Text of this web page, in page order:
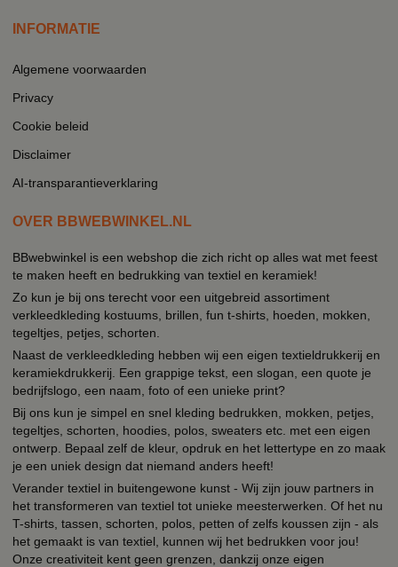
INFORMATIE
Algemene voorwaarden
Privacy
Cookie beleid
Disclaimer
AI-transparantieverklaring
OVER BBWEBWINKEL.NL
BBwebwinkel is een webshop die zich richt op alles wat met feest
te maken heeft en bedrukking van textiel en keramiek!
Zo kun je bij ons terecht voor een uitgebreid assortiment
verkleedkleding kostuums, brillen, fun t-shirts, hoeden, mokken,
tegeltjes, petjes, schorten.
Naast de verkleedkleding hebben wij een eigen textieldrukkerij en
keramiekdrukkerij. Een grappige tekst, een slogan, een quote je
bedrijfslogo, een naam, foto of een unieke print?
Bij ons kun je simpel en snel kleding bedrukken, mokken, petjes,
tegeltjes, schorten, hoodies, polos, sweaters etc. met een eigen
ontwerp. Bepaal zelf de kleur, opdruk en het lettertype en zo maak
je een uniek design dat niemand anders heeft!
Verander textiel in buitengewone kunst - Wij zijn jouw partners in
het transformeren van textiel tot unieke meesterwerken. Of het nu
T-shirts, tassen, schorten, polos, petten of zelfs koussen zijn - als
het gemaakt is van textiel, kunnen wij het bedrukken voor jou!
Onze creativiteit kent geen grenzen, dankzij onze eigen